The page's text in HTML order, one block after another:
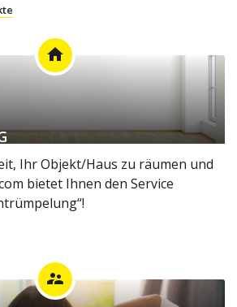
home
Ihr Objekt/Haus zu räumen und
bietet Ihnen den Service
supervisor_account